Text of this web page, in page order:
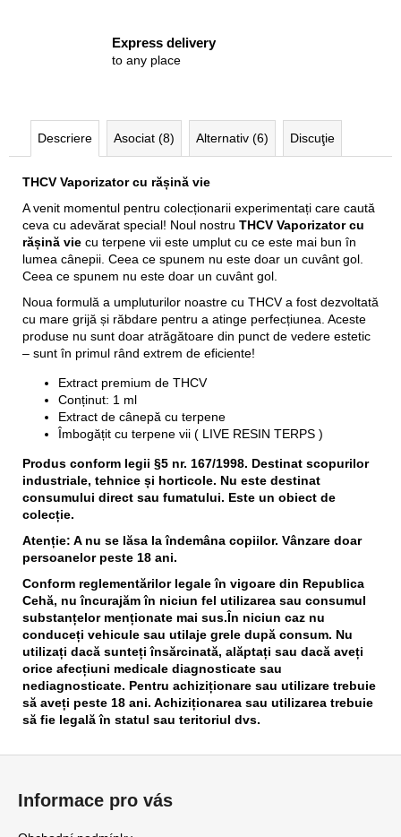
Express delivery
to any place
Descriere Asociat (8) Alternativ (6) Discuţie
THCV Vaporizator cu rășină vie
A venit momentul pentru colecționarii experimentați care caută
ceva cu adevărat special! Noul nostru THCV Vaporizator cu
rășină vie cu terpene vii este umplut cu ce este mai bun în
lumea cânepii. Ceea ce spunem nu este doar un cuvânt gol.
Ceea ce spunem nu este doar un cuvânt gol.
Noua formulă a umpluturilor noastre cu THCV a fost dezvoltată
cu mare grijă și răbdare pentru a atinge perfecțiunea. Aceste
produse nu sunt doar atrăgătoare din punct de vedere estetic
– sunt în primul rând extrem de eficiente!
Extract premium de THCV
Conținut: 1 ml
Extract de cânepă cu terpene
Îmbogățit cu terpene vii ( LIVE RESIN TERPS )
Produs conform legii §5 nr. 167/1998. Destinat scopurilor
industriale, tehnice și horticole. Nu este destinat
consumului direct sau fumatului. Este un obiect de
colecție.
Atenție: A nu se lăsa la îndemâna copiilor. Vânzare doar
persoanelor peste 18 ani.
Conform reglementărilor legale în vigoare din Republica
Cehă, nu încurajăm în niciun fel utilizarea sau consumul
substanțelor menționate mai sus.În niciun caz nu
conduceți vehicule sau utilaje grele după consum. Nu
utilizați dacă sunteți însărcinată, alăptați sau dacă aveți
orice afecțiuni medicale diagnosticate sau
nediagnosticate. Pentru achiziționare sau utilizare trebuie
să aveți peste 18 ani. Achiziționarea sau utilizarea trebuie
să fie legală în statul sau teritoriul dvs.
Informace pro vás